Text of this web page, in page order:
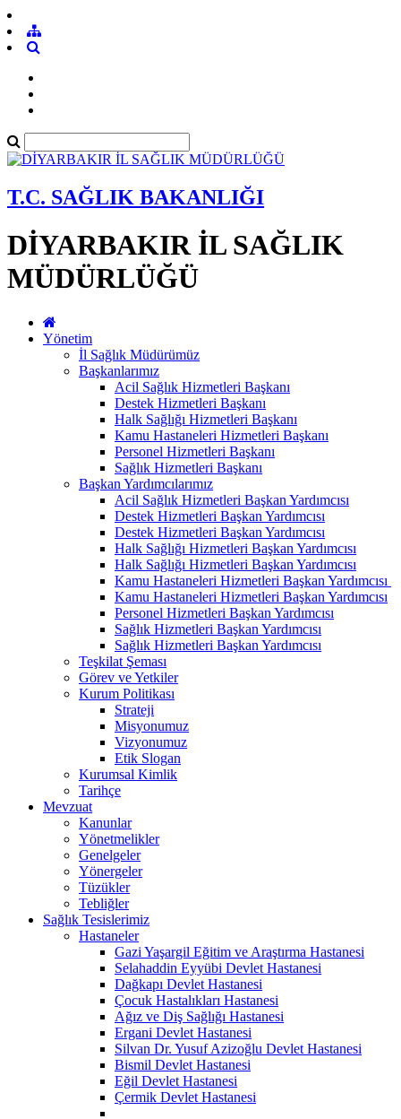
T.C. SAĞLIK BAKANLIĞI
DİYARBAKIR İL SAĞLIK
MÜDÜRLÜĞÜ
Yönetim
İl Sağlık Müdürümüz
Başkanlarımız
Acil Sağlık Hizmetleri Başkanı
Destek Hizmetleri Başkanı
Halk Sağlığı Hizmetleri Başkanı
Kamu Hastaneleri Hizmetleri Başkanı
Personel Hizmetleri Başkanı
Sağlık Hizmetleri Başkanı
Başkan Yardımcılarımız
Acil Sağlık Hizmetleri Başkan Yardımcısı
Destek Hizmetleri Başkan Yardımcısı
Destek Hizmetleri Başkan Yardımcısı
Halk Sağlığı Hizmetleri Başkan Yardımcısı
Halk Sağlığı Hizmetleri Başkan Yardımcısı
Kamu Hastaneleri Hizmetleri Başkan Yardımcısı ​
Kamu Hastaneleri Hizmetleri Başkan Yardımcısı
Personel Hizmetleri Başkan Yardımcısı
Sağlık Hizmetleri Başkan Yardımcısı
Sağlık Hizmetleri Başkan Yardımcısı
Teşkilat Şeması
Görev ve Yetkiler
Kurum Politikası
Strateji
Misyonumuz
Vizyonumuz
Etik Slogan
Kurumsal Kimlik
Tarihçe
Mevzuat
Kanunlar
Yönetmelikler
Genelgeler
Yönergeler
Tüzükler
Tebliğler
Sağlık Tesislerimiz
Hastaneler
Gazi Yaşargil Eğitim ve Araştırma Hastanesi
Selahaddin Eyyübi Devlet Hastanesi
Dağkapı Devlet Hastanesi
Çocuk Hastalıkları Hastanesi
Ağız ve Diş Sağlığı Hastanesi
Ergani Devlet Hastanesi
Silvan Dr. Yusuf Azizoğlu Devlet Hastanesi
Bismil Devlet Hastanesi
Eğil Devlet Hastanesi
Çermik Devlet Hastanesi